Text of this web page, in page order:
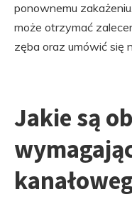
ponownemu
może otrzymać
zęba oraz umówić się
Jakie są